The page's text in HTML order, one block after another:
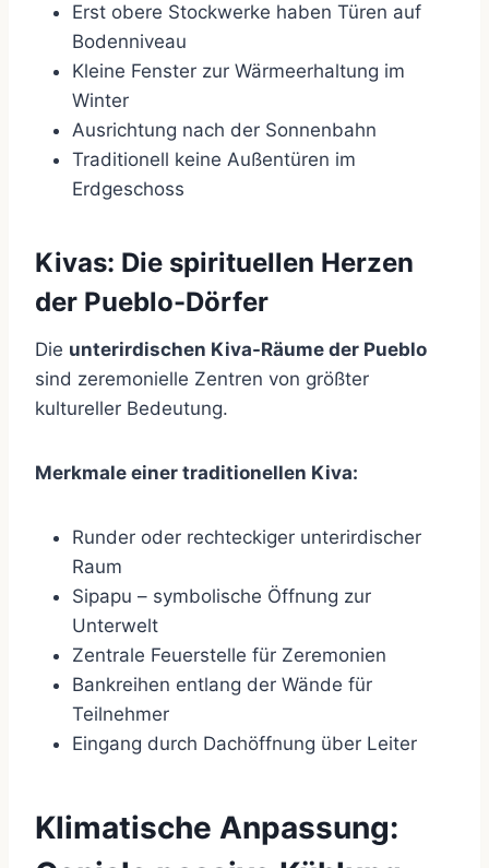
Erst obere Stockwerke haben Türen auf
Bodenniveau
Kleine Fenster zur Wärmeerhaltung im
Winter
Ausrichtung nach der Sonnenbahn
Traditionell keine Außentüren im
Erdgeschoss
Kivas: Die spirituellen Herzen
der Pueblo-Dörfer
Die unterirdischen Kiva-Räume der Pueblo
sind zeremonielle Zentren von größter
kultureller Bedeutung.
Merkmale einer traditionellen Kiva:
Runder oder rechteckiger unterirdischer
Raum
Sipapu – symbolische Öffnung zur
Unterwelt
Zentrale Feuerstelle für Zeremonien
Bankreihen entlang der Wände für
Teilnehmer
Eingang durch Dachöffnung über Leiter
Klimatische Anpassung: